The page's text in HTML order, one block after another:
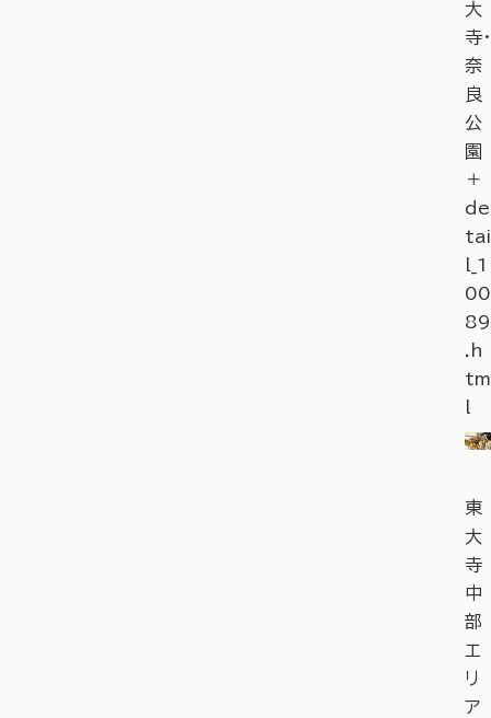
大
寺・
奈
良
公
園
＋
de
tai
l_1
00
89
.h
tm
東
大
寺
中
部
エ
リ
ア